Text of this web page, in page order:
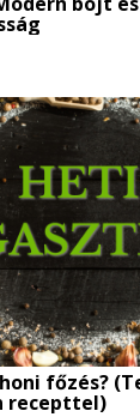
főzés?
recepttel)